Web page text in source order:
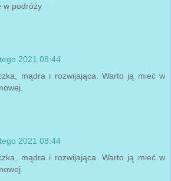
w podróży
2021 08:44
mądra i rozwijająca. Warto ją mieć w
2021 08:44
mądra i rozwijająca. Warto ją mieć w